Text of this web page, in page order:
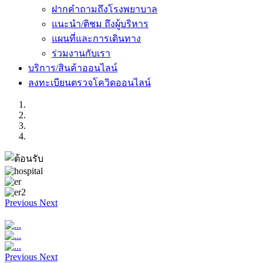
ฝากคำถามถึงโรงพยาบาล
แนะนำ/ติชม ถึงผู้บริหาร
แผนที่และการเดินทาง
ร่วมงานกับเรา
บริการ/สินค้าออนไลน์
ลงทะเบียนตรวจโควิดออนไลน์
Previous Next
Previous Next